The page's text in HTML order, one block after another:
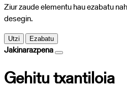
Ziur zaude elementu hau ezabatu
desegin.
Utzi Ezabatu
Jakinarazpena
Gehitu txantiloia